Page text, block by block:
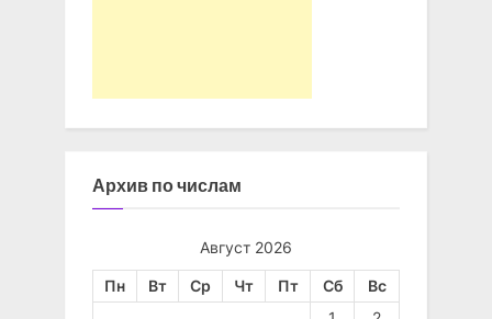
Архив по числам
Август 2026
Пн Вт Ср Чт Пт Сб
Вс